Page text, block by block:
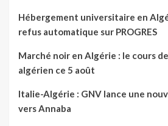
Hébergement universitaire en
refus automatique sur PROGRES
Marché noir en Algérie : le cours
algérien ce 5 août
Italie-Algérie : GNV lance une
vers Annaba